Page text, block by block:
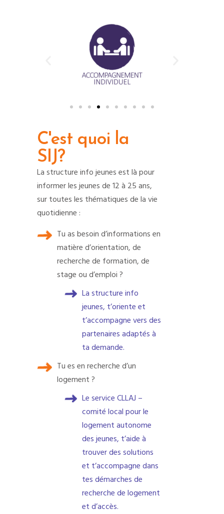
C'est quoi la
SIJ?
La structure info jeunes est là pour
informer les jeunes de 12 à 25 ans,
sur toutes les thématiques de la vie
quotidienne :
Tu as besoin d’informations en
matière d’orientation, de
recherche de formation, de
stage ou d’emploi ?
La structure info
jeunes, t’oriente et
t’accompagne vers des
partenaires adaptés à
ta demande.
Tu es en recherche d’un
logement ?
Le service CLLAJ –
comité local pour le
logement autonome
des jeunes, t’aide à
trouver des solutions
et t’accompagne dans
tes démarches de
recherche de logement
et d’accès.